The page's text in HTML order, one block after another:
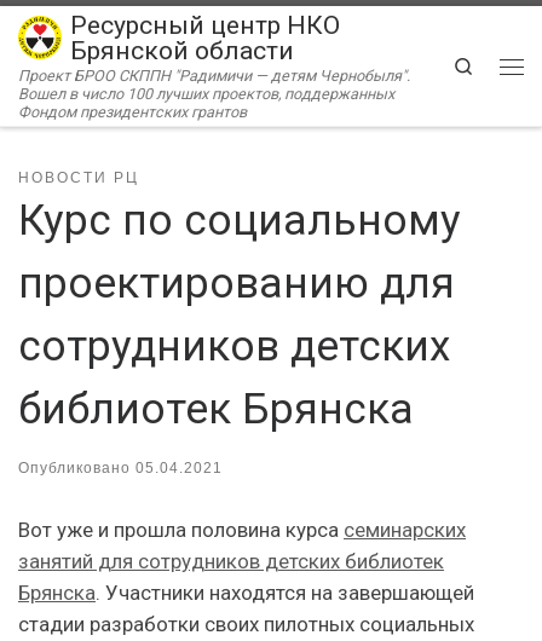
Перейти к содержимому
Ресурсный центр НКО
Брянской области
Проект БРОО СКППН "Радимичи — детям Чернобыля".
Вошел в число 100 лучших проектов, поддержанных
Фондом президентских грантов
Search
НОВОСТИ РЦ
Курс по социальному
проектированию для
сотрудников детских
библиотек Брянска
Опубликовано 05.04.2021
Вот уже и прошла половина курса семинарских
занятий для сотрудников детских библиотек
Брянска. Участники находятся на завершающей
стадии разработки своих пилотных социальных